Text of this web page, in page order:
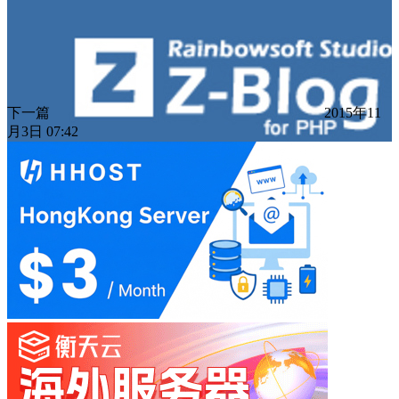
下一篇
2015年11
月3日 07:42